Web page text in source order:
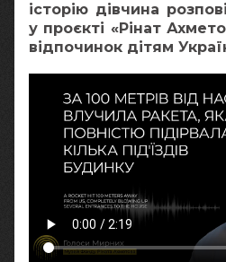
історію дівчина
у проєкті «Рінат
відпочинок дітям